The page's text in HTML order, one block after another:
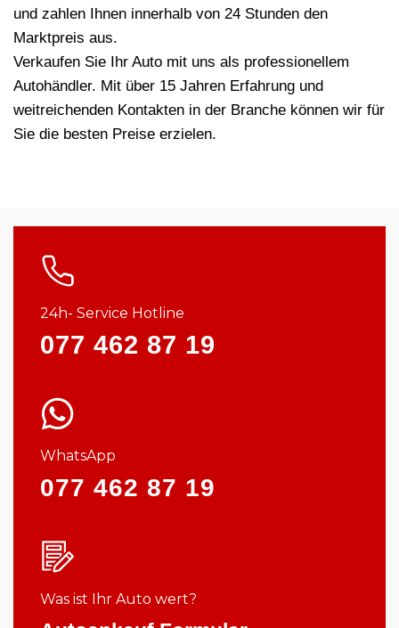
und zahlen Ihnen innerhalb von 24 Stunden den
Marktpreis aus.
Verkaufen Sie Ihr Auto mit uns als professionellem
Autohändler. Mit über 15 Jahren Erfahrung und
weitreichenden Kontakten in der Branche können wir für
Sie die besten Preise erzielen.
24h- Service Hotline
077 462 87 19
WhatsApp
077 462 87 19
Was ist Ihr Auto wert?